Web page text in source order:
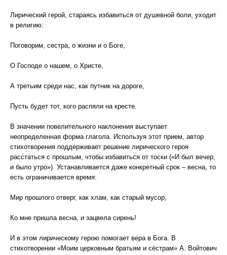
Лирический герой, стараясь избавиться от душевной боли, уходит
в религию:
Поговорим, сестра, о жизни и о Боге,
О Господе о нашем, о Христе,
А третьим среди нас, как путник на дороге,
Пусть будет тот, кого распяли на кресте.
В значении повелительного наклонения выступает
неопределенная форма глагола. Используя этот прием, автор
стихотворения поддерживает решение лирического героя
расстаться с прошлым, чтобы избавиться от тоски («И был вечер,
и было утро»). Устанавливается даже конкретный срок – весна, то
есть ограничивается время:
Мир прошлого отверг, как хлам, как старый мусор,
Ко мне пришла весна, и зацвела сирень!
И в этом лирическому герою помогает вера в Бога. В
стихотворении «Моим церковным братьям и сёстрам» А. Войтович